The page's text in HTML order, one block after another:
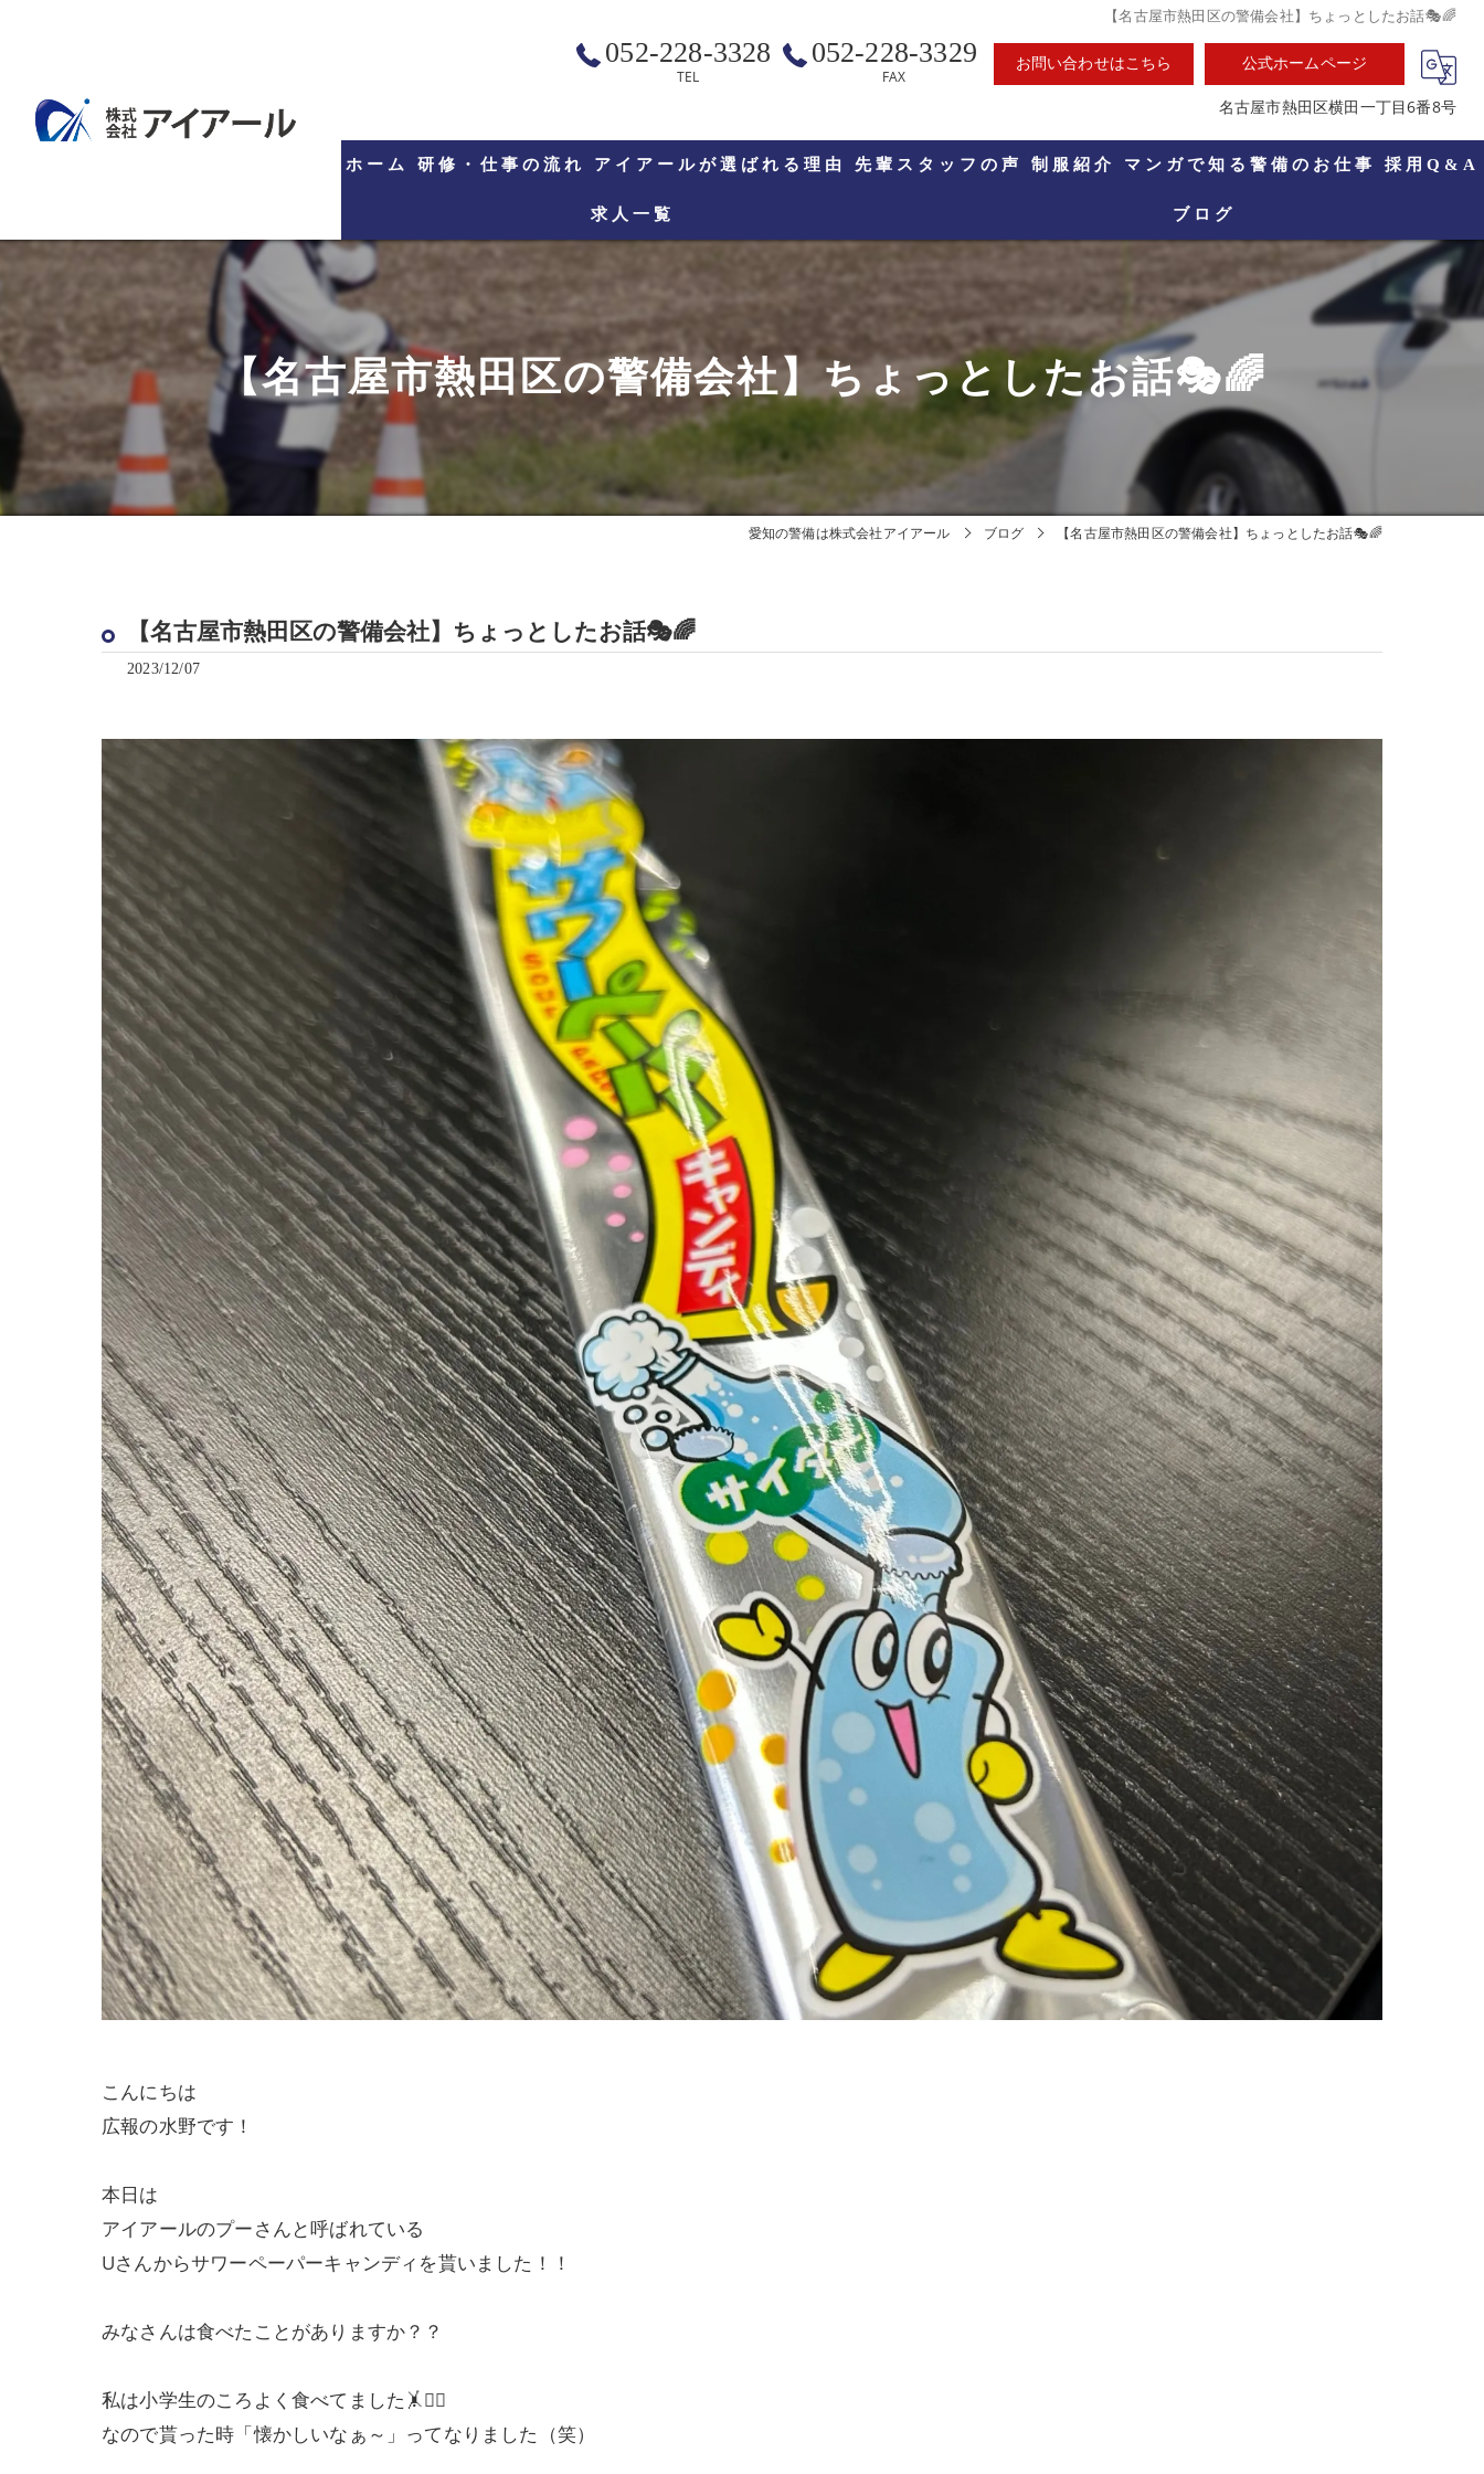
【名古屋市熱田区の警備会社】ちょっとしたお話🎭🌈
052-228-3328
TEL
052-228-3329
FAX
お問い合わせはこちら 公式ホームページ
名古屋市熱田区横田一丁目6番8号
ホーム 研修・仕事の流れ アイアールが選ばれる理由 先輩スタッフの声 制服紹介 マンガで知る警備のお仕事 採用Q&A
求人一覧 ブログ
【名古屋市熱田区の警備会社】ちょっとしたお話🎭🌈
愛知の警備は株式会社アイアール ブログ 【名古屋市熱田区の警備会社】ちょっとしたお話🎭🌈
【名古屋市熱田区の警備会社】ちょっとしたお話🎭🌈
2023/12/07
こんにちは
広報の水野です！
本日は
アイアールのプーさんと呼ばれている
Uさんからサワーペーパーキャンディを貰いました！！
みなさんは食べたことがありますか？？
私は小学生のころよく食べてました🤸🤸‍♀️
なので貰った時「懐かしいなぁ～」ってなりました（笑）